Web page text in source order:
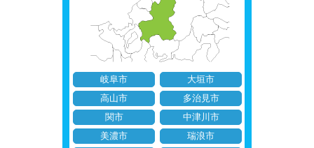
岐阜市
大垣市
高山市
多治見市
関市
中津川市
美濃市
瑞浪市